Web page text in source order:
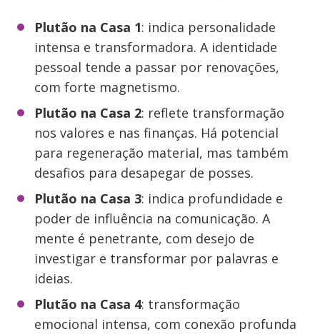
Plutão na Casa 1: indica personalidade
intensa e transformadora. A identidade
pessoal tende a passar por renovações,
com forte magnetismo.
Plutão na Casa 2: reflete transformação
nos valores e nas finanças. Há potencial
para regeneração material, mas também
desafios para desapegar de posses.
Plutão na Casa 3: indica profundidade e
poder de influência na comunicação. A
mente é penetrante, com desejo de
investigar e transformar por palavras e
ideias.
Plutão na Casa 4: transformação
emocional intensa, com conexão profunda